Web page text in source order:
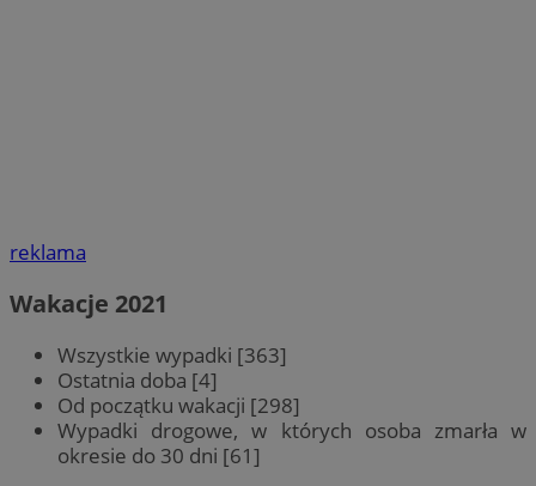
reklama
Wakacje 2021
Wszystkie wypadki [363]
Ostatnia doba [4]
Od początku wakacji [298]
Wypadki drogowe, w których osoba zmarła w
okresie do 30 dni [61]